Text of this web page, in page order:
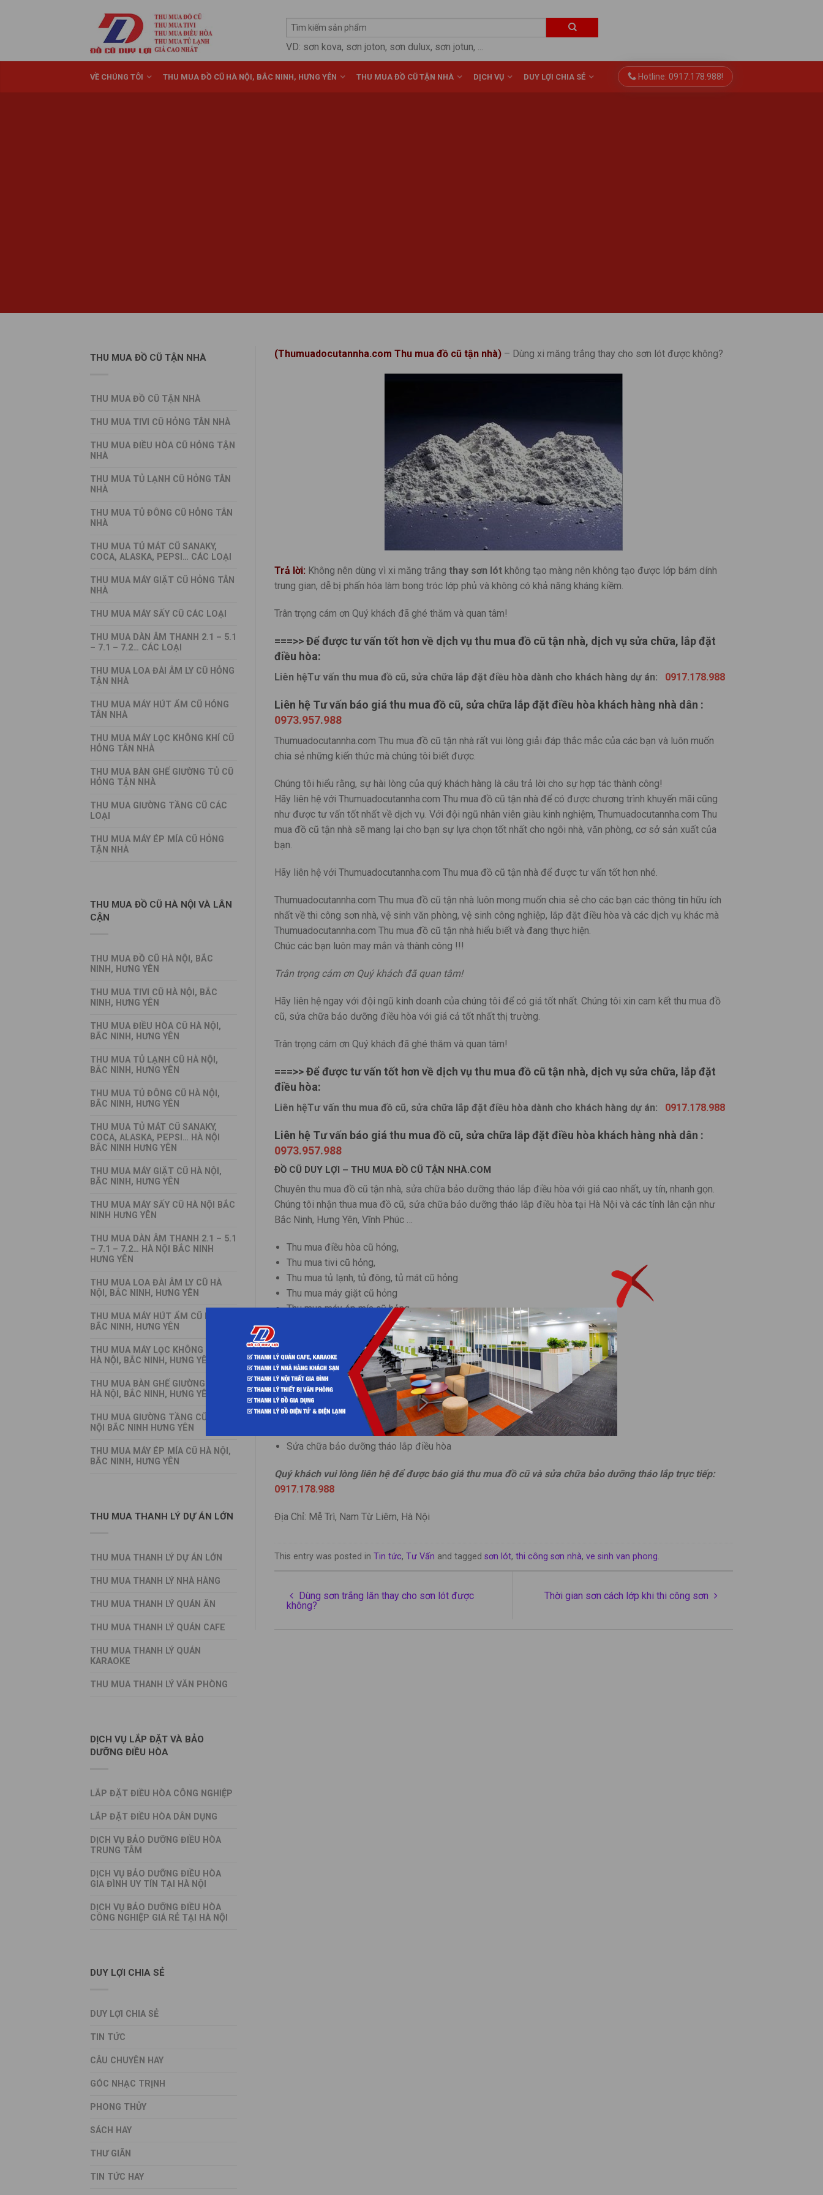
VD: sơn kova, sơn joton, sơn dulux, sơn jotun, ...
VỀ CHÚNG TÔI THU MUA ĐỒ CŨ HÀ NỘI, BẮC NINH, HƯNG YÊN THU MUA ĐỒ CŨ TẬN NHÀ DỊCH VỤ DUY LỢI CHIA SẺ Hotline: 0917.178.988!
(Thumuadocutannha.com Thu mua đồ cũ tận nhà) – Dùng xi măng trắng thay cho sơn lót được không?
Trả lời: Không nên dùng vì xi măng trắng thay sơn lót không tạo màng nên không tạo được lớp bám dính
trung gian, dễ bị phấn hóa làm bong tróc lớp phủ và không có khả năng kháng kiềm.
Trân trọng cám ơn Quý khách đã ghé thăm và quan tâm!
===>> Để được tư vấn tốt hơn về dịch vụ thu mua đồ cũ tận nhà, dịch vụ sửa chữa, lắp đặt
điều hòa:
Liên hệTư vấn thu mua đồ cũ, sửa chữa lắp đặt điều hòa dành cho khách hàng dự án: 0917.178.988
Liên hệ Tư vấn báo giá thu mua đồ cũ, sửa chữa lắp đặt điều hòa khách hàng nhà dân :
0973.957.988
Thumuadocutannha.com Thu mua đồ cũ tận nhà rất vui lòng giải đáp thắc mắc của các bạn và luôn muốn
chia sẻ những kiến thức mà chúng tôi biết được.
Chúng tôi hiểu rằng, sự hài lòng của quý khách hàng là câu trả lời cho sự hợp tác thành công!
Hãy liên hệ với Thumuadocutannha.com Thu mua đồ cũ tận nhà để có được chương trình khuyến mãi cũng
như được tư vấn tốt nhất về dịch vụ. Với đội ngũ nhân viên giàu kinh nghiệm, Thumuadocutannha.com Thu
mua đồ cũ tận nhà sẽ mang lại cho bạn sự lựa chọn tốt nhất cho ngôi nhà, văn phòng, cơ sở sản xuất của
bạn.
Hãy liên hệ với Thumuadocutannha.com Thu mua đồ cũ tận nhà để được tư vấn tốt hơn nhé.
Thumuadocutannha.com Thu mua đồ cũ tận nhà luôn mong muốn chia sẻ cho các bạn các thông tin hữu ích
nhất về thi công sơn nhà, vệ sinh văn phòng, vệ sinh công nghiệp, lắp đặt điều hòa và các dịch vụ khác mà
Thumuadocutannha.com Thu mua đồ cũ tận nhà hiểu biết và đang thực hiện.
Chúc các bạn luôn may mắn và thành công !!!
Trân trọng cám ơn Quý khách đã quan tâm!
Hãy liên hệ ngay với đội ngũ kinh doanh của chúng tôi để có giá tốt nhất. Chúng tôi xin cam kết thu mua đồ
cũ, sửa chữa bảo dưỡng điều hòa với giá cả tốt nhất thị trường.
Trân trọng cám ơn Quý khách đã ghé thăm và quan tâm!
===>> Để được tư vấn tốt hơn về dịch vụ thu mua đồ cũ tận nhà, dịch vụ sửa chữa, lắp đặt
điều hòa:
Liên hệTư vấn thu mua đồ cũ, sửa chữa lắp đặt điều hòa dành cho khách hàng dự án: 0917.178.988
Liên hệ Tư vấn báo giá thu mua đồ cũ, sửa chữa lắp đặt điều hòa khách hàng nhà dân :
0973.957.988
ĐỒ CŨ DUY LỢI – THU MUA ĐỒ CŨ TẬN NHÀ.COM
Chuyên thu mua đồ cũ tận nhà, sửa chữa bảo dưỡng tháo lắp điều hòa với giá cao nhất, uy tín, nhanh gọn.
Chúng tôi nhận thua mua đồ cũ, sửa chữa bảo dưỡng tháo lắp điều hòa tại Hà Nội và các tỉnh lân cận như
Bắc Ninh, Hưng Yên, Vĩnh Phúc …
Thu mua điều hòa cũ hỏng,
Thu mua tivi cũ hỏng,
Thu mua tủ lạnh, tủ đông, tủ mát cũ hỏng
Thu mua máy giặt cũ hỏng
Thu mua máy ép mía cũ hỏng
Thu mua máy lọc nước cũ hỏng
Thu mua bình nóng lạnh cũ hỏng
Thu mua máy hút ẩm, máy lọc không khí cũ hỏng
Thu mua loa đài âm ly cũ hỏng
Thu mua đồ nội thất cũ hỏng
Thu mua thanh lý thiết bị cũ hỏng văn phòng công ty
Thu mua thanh lý thiết bị cũ hỏng quán karaoke
Thu mua thanh lý thiết bị cũ hỏng nhà hàng, quán ăn, quán cafe, khách sạn
Sửa chữa bảo dưỡng tháo lắp điều hòa
Quý khách vui lòng liên hệ để được báo giá thu mua đồ cũ và sửa chữa bảo dưỡng tháo lắp trực tiếp:
0917.178.988
Địa Chỉ: Mễ Trì, Nam Từ Liêm, Hà Nội
This entry was posted in Tin tức, Tư Vấn and tagged sơn lót, thi công sơn nhà, ve sinh van phong.
Dùng sơn trắng lăn thay cho sơn lót được
không?
Thời gian sơn cách lớp khi thi công sơn
THU MUA ĐỒ CŨ TẬN NHÀ
THU MUA ĐỒ CŨ TẬN NHÀ
THU MUA TIVI CŨ HỎNG TÂN NHÀ
THU MUA ĐIỀU HÒA CŨ HỎNG TẬN
NHÀ
THU MUA TỦ LẠNH CŨ HỎNG TÂN
NHÀ
THU MUA TỦ ĐÔNG CŨ HỎNG TÂN
NHÀ
THU MUA TỦ MÁT CŨ SANAKY,
COCA, ALASKA, PEPSI… CÁC LOẠI
THU MUA MÁY GIẶT CŨ HỎNG TÂN
NHÀ
THU MUA MÁY SẤY CŨ CÁC LOẠI
THU MUA DÀN ÂM THANH 2.1 – 5.1
– 7.1 – 7.2… CÁC LOẠI
THU MUA LOA ĐÀI ÂM LY CŨ HỎNG
TẬN NHÀ
THU MUA MÁY HÚT ẨM CŨ HỎNG
TÂN NHÀ
THU MUA MÁY LỌC KHÔNG KHÍ CŨ
HỎNG TÂN NHÀ
THU MUA BÀN GHẾ GIƯỜNG TỦ CŨ
HỎNG TẬN NHÀ
THU MUA GIƯỜNG TẦNG CŨ CÁC
LOẠI
THU MUA MÁY ÉP MÍA CŨ HỎNG
TẬN NHÀ
THU MUA ĐỒ CŨ HÀ NỘI VÀ LÂN
CẬN
THU MUA ĐỒ CŨ HÀ NỘI, BẮC
NINH, HƯNG YÊN
THU MUA TIVI CŨ HÀ NỘI, BẮC
NINH, HƯNG YÊN
THU MUA ĐIỀU HÒA CŨ HÀ NỘI,
BẮC NINH, HƯNG YÊN
THU MUA TỦ LẠNH CŨ HÀ NỘI,
BẮC NINH, HƯNG YÊN
THU MUA TỦ ĐÔNG CŨ HÀ NỘI,
BẮC NINH, HƯNG YÊN
THU MUA TỦ MÁT CŨ SANAKY,
COCA, ALASKA, PEPSI… HÀ NỘI
BẮC NINH HƯNG YÊN
THU MUA MÁY GIẶT CŨ HÀ NỘI,
BẮC NINH, HƯNG YÊN
THU MUA MÁY SẤY CŨ HÀ NỘI BẮC
NINH HƯNG YÊN
THU MUA DÀN ÂM THANH 2.1 – 5.1
– 7.1 – 7.2… HÀ NỘI BẮC NINH
HƯNG YÊN
THU MUA LOA ĐÀI ÂM LY CŨ HÀ
NỘI, BẮC NINH, HƯNG YÊN
THU MUA MÁY HÚT ẨM CŨ HÀ NỘI,
BẮC NINH, HƯNG YÊN
THU MUA MÁY LỌC KHÔNG KHÍ CŨ
HÀ NỘI, BẮC NINH, HƯNG YÊN
THU MUA BÀN GHẾ GIƯỜNG TỦ CŨ
HÀ NỘI, BẮC NINH, HƯNG YÊN
THU MUA GIƯỜNG TẦNG CŨ HÀ
NỘI BẮC NINH HƯNG YÊN
THU MUA MÁY ÉP MÍA CŨ HÀ NỘI,
BẮC NINH, HƯNG YÊN
THU MUA THANH LÝ DỰ ÁN LỚN
THU MUA THANH LÝ DỰ ÁN LỚN
THU MUA THANH LÝ NHÀ HÀNG
THU MUA THANH LÝ QUÁN ĂN
THU MUA THANH LÝ QUÁN CAFE
THU MUA THANH LÝ QUÁN
KARAOKE
THU MUA THANH LÝ VĂN PHÒNG
DỊCH VỤ LẮP ĐẶT VÀ BẢO
DƯỠNG ĐIỀU HÒA
LẮP ĐẶT ĐIỀU HÒA CÔNG NGHIỆP
LẮP ĐẶT ĐIỀU HÒA DÂN DỤNG
DỊCH VỤ BẢO DƯỠNG ĐIỀU HÒA
TRUNG TÂM
DỊCH VỤ BẢO DƯỠNG ĐIỀU HÒA
GIA ĐÌNH UY TÍN TẠI HÀ NỘI
DỊCH VỤ BẢO DƯỠNG ĐIỀU HÒA
CÔNG NGHIỆP GIÁ RẺ TẠI HÀ NỘI
DUY LỢI CHIA SẺ
DUY LỢI CHIA SẺ
TIN TỨC
CÂU CHUYÊN HAY
GÓC NHẠC TRỊNH
PHONG THỦY
SÁCH HAY
THƯ GIÃN
TIN TỨC HAY